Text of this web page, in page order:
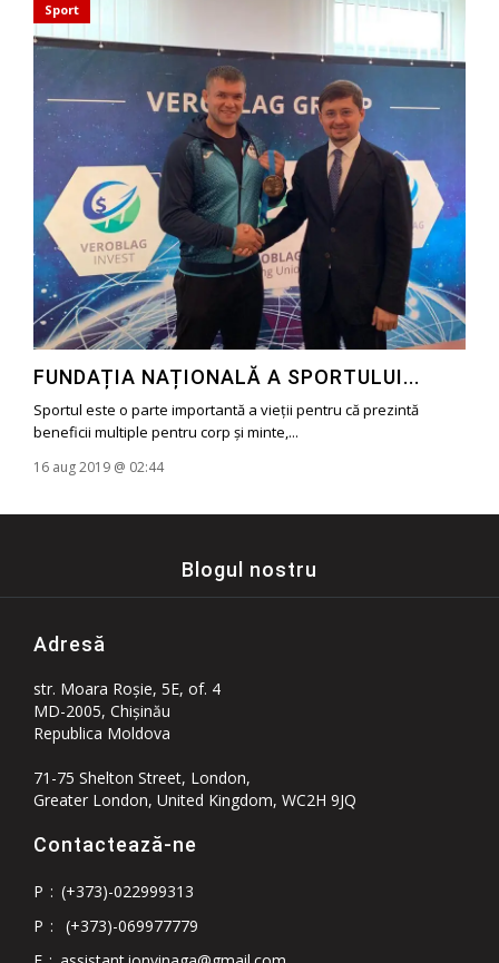
Sport
FUNDAȚIA NAȚIONALĂ A SPORTULUI...
Sportul este o parte importantă a vieții pentru că prezintă
beneficii multiple pentru corp și minte,...
16 aug 2019 @ 02:44
Blogul nostru
Adresă
str. Moara Roşie, 5E, of. 4
MD-2005, Chişinău
Republica Moldova
71-75 Shelton Street, London,
Greater London, United Kingdom, WC2H 9JQ
Contactează-ne
P : (+373)-022999313
P :
(+373)-069977779